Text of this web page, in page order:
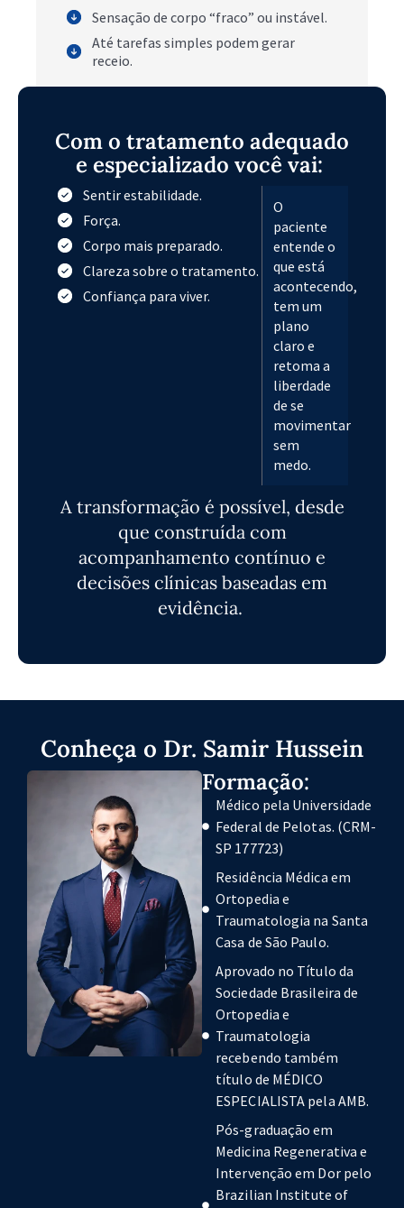
Sensação de corpo “fraco” ou instável.
Até tarefas simples podem gerar
receio.
Com o tratamento adequado
e especializado você vai:
Sentir estabilidade.
Força.
Corpo mais preparado.
Clareza sobre o tratamento.
Confiança para viver.
O
paciente
entende o
que está
acontecendo,
tem um
plano
claro e
retoma a
liberdade
de se
movimentar
sem
medo.
A transformação é possível, desde
que construída com
acompanhamento contínuo e
decisões clínicas baseadas em
evidência.
Conheça o Dr. Samir Hussein
Formação:
Médico pela Universidade
Federal de Pelotas. (CRM-
SP 177723)
Residência Médica em
Ortopedia e
Traumatologia na Santa
Casa de São Paulo.
Aprovado no Título da
Sociedade Brasileira de
Ortopedia e
Traumatologia
recebendo também
título de MÉDICO
ESPECIALISTA pela AMB.
Pós-graduação em
Medicina Regenerativa e
Intervenção em Dor pelo
Brazilian Institute of